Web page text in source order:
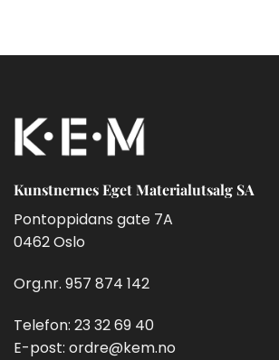
Kunstnernes Eget Materialutsalg SA
Pontoppidans gate 7A
0462 Oslo
Org.nr. 957 874 142
Telefon: 23 32 69 40
E-post: ordre@kem.no